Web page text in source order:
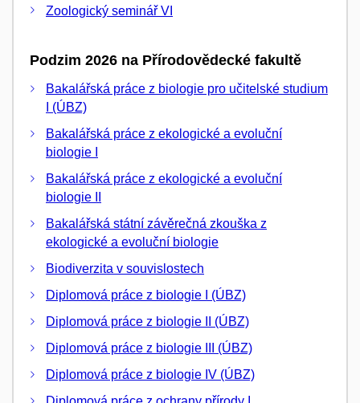
Zoologický seminář VI
Podzim 2026 na Přírodovědecké fakultě
Bakalářská práce z biologie pro učitelské studium
I (ÚBZ)
Bakalářská práce z ekologické a evoluční
biologie I
Bakalářská práce z ekologické a evoluční
biologie II
Bakalářská státní závěrečná zkouška z
ekologické a evoluční biologie
Biodiverzita v souvislostech
Diplomová práce z biologie I (ÚBZ)
Diplomová práce z biologie II (ÚBZ)
Diplomová práce z biologie III (ÚBZ)
Diplomová práce z biologie IV (ÚBZ)